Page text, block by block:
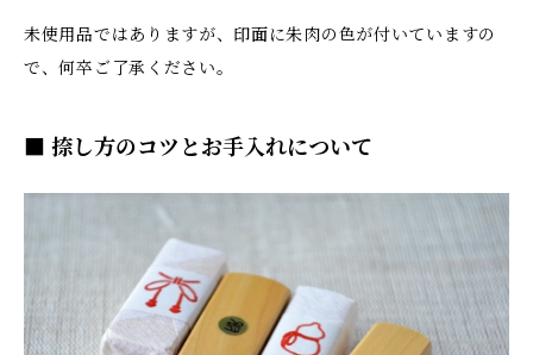
未使用品ではありますが、印面に朱肉の色が付いていますの
で、何卒ご了承ください。
■ 捺し方のコツとお手入れについて